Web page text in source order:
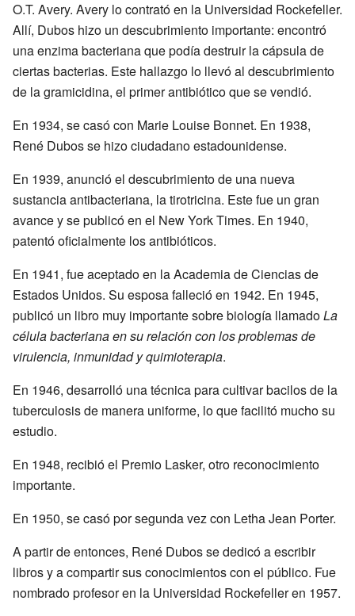
O.T. Avery. Avery lo contrató en la Universidad Rockefeller.
Allí, Dubos hizo un descubrimiento importante: encontró
una enzima bacteriana que podía destruir la cápsula de
ciertas bacterias. Este hallazgo lo llevó al descubrimiento
de la gramicidina, el primer antibiótico que se vendió.
En 1934, se casó con Marie Louise Bonnet. En 1938,
René Dubos se hizo ciudadano estadounidense.
En 1939, anunció el descubrimiento de una nueva
sustancia antibacteriana, la tirotricina. Este fue un gran
avance y se publicó en el New York Times. En 1940,
patentó oficialmente los antibióticos.
En 1941, fue aceptado en la Academia de Ciencias de
Estados Unidos. Su esposa falleció en 1942. En 1945,
publicó un libro muy importante sobre biología llamadoLa
célula bacteriana en su relación con los problemas de
virulencia, inmunidad y quimioterapia.
En 1946, desarrolló una técnica para cultivar bacilos de la
tuberculosis de manera uniforme, lo que facilitó mucho su
estudio.
En 1948, recibió el Premio Lasker, otro reconocimiento
importante.
En 1950, se casó por segunda vez con Letha Jean Porter.
A partir de entonces, René Dubos se dedicó a escribir
libros y a compartir sus conocimientos con el público. Fue
nombrado profesor en la Universidad Rockefeller en 1957.